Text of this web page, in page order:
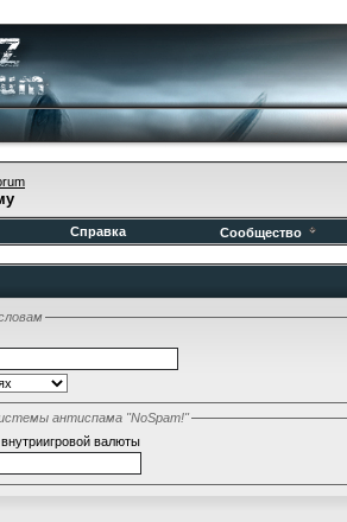
Справка Сообщество
антиспама "NoSpam!"
валюты